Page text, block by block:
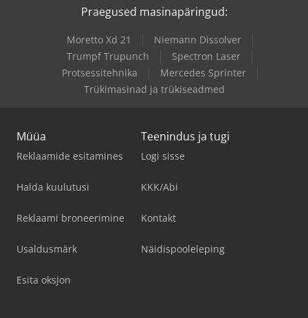
Praegused masinapäringud:
Moretto Xd 21
Niemann Dissolver
Trumpf Trupunch
Spectron Laser
Protsessitehnika
Mercedes Sprinter
Trükimasinad ja trükiseadmed
Müüa
Reklaamide esitamines
Halda kuulutusi
Reklaami broneerimine
Usaldusmärk
Esita oksjon
Teenindus ja tugi
Logi sisse
KKK/Abi
Kontakt
Näidispooleleping